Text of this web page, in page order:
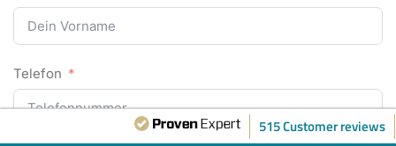
515 Customer reviews